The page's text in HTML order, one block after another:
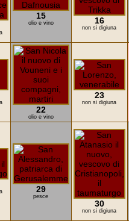
15
olio e vino 16
non si digiuna
22
olio e vino
23
non si digiuna
29
pesce
30
non si digiuna